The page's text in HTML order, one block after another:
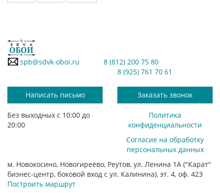
spb@sdvk-oboi.ru
8 (812) 200 75 80
8 (925) 761 70 61
Написать письмо Заказать звонок
Без выходных с 10:00 до
20:00
Политика
конфиденциальности
Согласие на обработку
персональных данных
м. Новокосино, Новогиреево, Реутов, ул. Ленина 1А ("Карат"
бизнес-центр, боковой вход с ул. Калинина), эт. 4, оф. 423
Построить маршрут